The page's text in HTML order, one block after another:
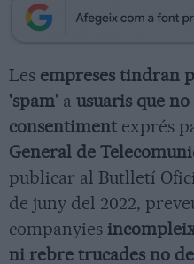
Les empreses tindran
'spam' a usuaris que
consentiment exprés
General de
publicar al Butlletí
de juny del 2022,
companyies
ni rebre trucades no